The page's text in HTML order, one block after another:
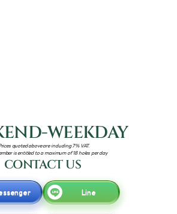
WEEKDAY
quoted above are including 7% VAT.
is entitled to a maximum of 18 holes per day
CONTACT US
Line